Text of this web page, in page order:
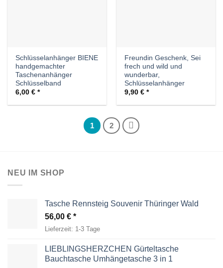
Schlüsselanhänger BIENE
handgemachter
Taschenanhänger
Schlüsselband
6,00€
Freundin Geschenk, Sei
frech und wild und
wunderbar,
Schlüsselanhänger
9,90€
1 2
NEU IM SHOP
Tasche Rennsteig Souvenir Thüringer Wald
56,00 €
Lieferzeit: 1-3 Tage
LIEBLINGSHERZCHEN Gürteltasche
Bauchtasche Umhängetasche 3 in 1